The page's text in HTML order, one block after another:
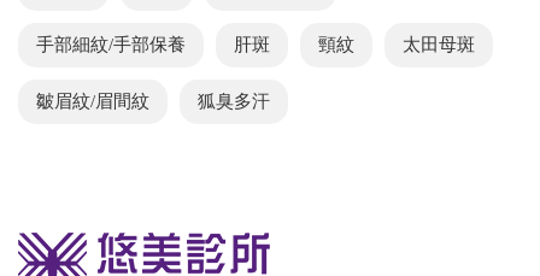
手部細紋/手部保養 肝斑 頸紋 太田母斑
皺眉紋/眉間紋 狐臭多汗